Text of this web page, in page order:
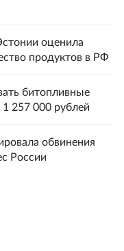
оценила
продуктов в РФ
битопливные
1 257 000 рублей
обвинения
России